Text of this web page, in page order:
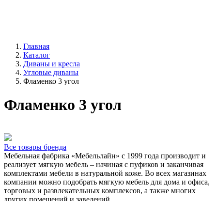
Главная
Каталог
Диваны и кресла
Угловые диваны
Фламенко 3 угол
Фламенко 3 угол
Все товары бренда
Мебельная фабрика «Мебельлайн» с 1999 года производит и
реализует мягкую мебель – начиная с пуфиков и заканчивая
комплектами мебели в натуральной коже. Во всех магазинах
компании можно подобрать мягкую мебель для дома и офиса,
торговых и развлекательных комплексов, а также многих
других помещений и заведений.